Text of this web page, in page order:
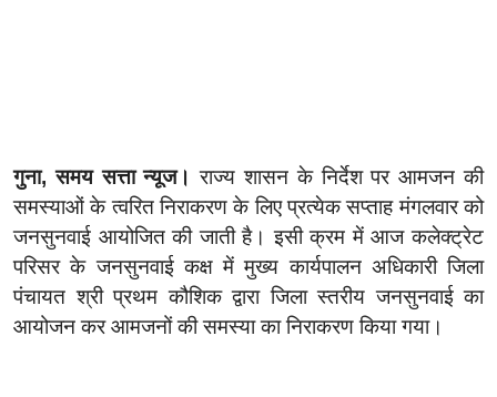
गुना, समय सत्ता न्यूज। राज्य शासन के निर्देश पर आमजन की
समस्याओं के त्वरित निराकरण के लिए प्रत्येक सप्ताह मंगलवार को
जनसुनवाई आयोजित की जाती है। इसी क्रम में आज कलेक्‍ट्रेट
परिसर के जनसुनवाई कक्ष में मुख्‍य कार्यपालन अधिकारी जिला
पंचायत श्री प्रथम कौशिक द्वारा जिला स्‍तरीय जनसुनवाई का
आयोजन कर आमजनों की समस्‍या का निराकरण किया गया।